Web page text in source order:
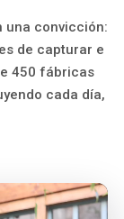
una convicción:
de capturar e
450 fábricas
cada día,